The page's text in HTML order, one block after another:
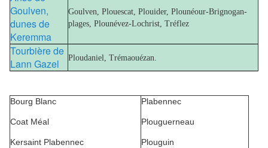
Goulven,
dunes de
Keremma
Goulven, Plouescat, Plouider, Plounéour-Brignogan-
plages, Plounévez-Lochrist, Tréflez
Tourbière de
Lann Gazel
Ploudaniel, Trémaouézan.
Bourg Blanc
Coat Méal
Kersaint Plabennec
Plabennec
Plouguerneau
Plouguin